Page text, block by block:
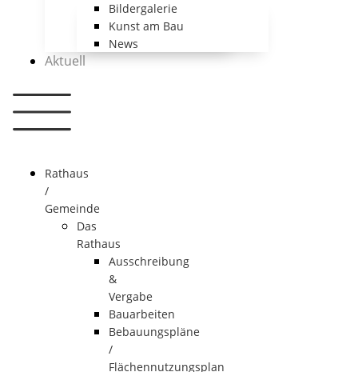
Bildergalerie
Kunst am Bau
News
Aktuell
Rathaus
/
Gemeinde
Das
Rathaus
Ausschreibung
&
Vergabe
Bauarbeiten
Bebauungspläne
/
Flächennutzungsplan